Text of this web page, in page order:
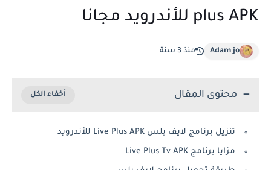
plus APK للأندرويد مجانا
Adam jo منذ 3 سنة
محتوى المقال
تنزيل برنامج لايف بلس Live Plus APK للأندرويد
مزايا برنامج Live Plus Tv APK